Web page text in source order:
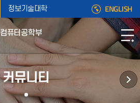
정보기술대학 ENGLISH
컴퓨터공학부
커뮤니티